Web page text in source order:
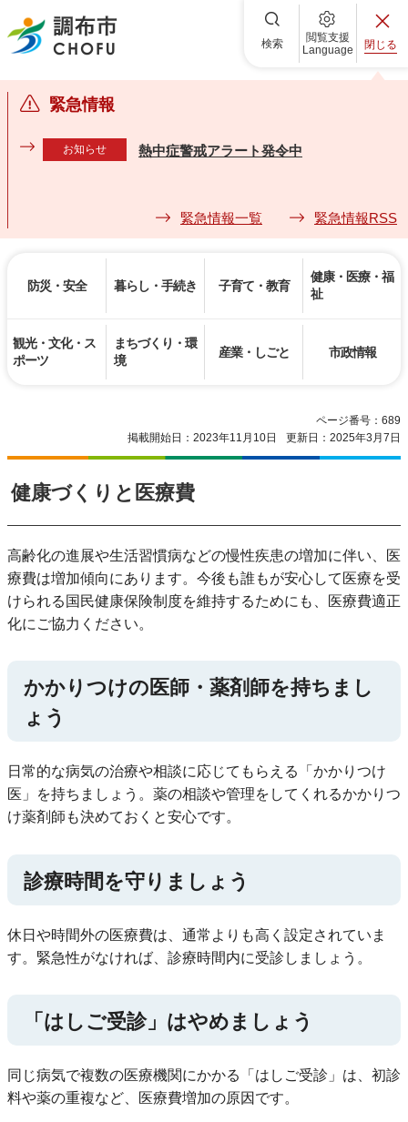
調布市 検索
閲覧支援
Language
閉じる
緊急情報
お知らせ 熱中症警戒アラート発令中
緊急情報一覧 緊急情報RSS
防災・安全 暮らし・手続き 子育て・教育
健康・医療・福
祉
観光・文化・ス
ポーツ
まちづくり・環
境
産業・しごと 市政情報
ページ番号：689
掲載開始日：2023年11月10日
更新日：2025年3月7日
健康づくりと医療費
高齢化の進展や生活習慣病などの慢性疾患の増加に伴い、医
療費は増加傾向にあります。今後も誰もが安心して医療を受
けられる国民健康保険制度を維持するためにも、医療費適正
化にご協力ください。
かかりつけの医師・薬剤師を持ちまし
ょう
日常的な病気の治療や相談に応じてもらえる「かかりつけ
医」を持ちましょう。薬の相談や管理をしてくれるかかりつ
け薬剤師も決めておくと安心です。
診療時間を守りましょう
休日や時間外の医療費は、通常よりも高く設定されていま
す。緊急性がなければ、診療時間内に受診しましょう。
「はしご受診」はやめましょう
同じ病気で複数の医療機関にかかる「はしご受診」は、初診
料や薬の重複など、医療費増加の原因です。